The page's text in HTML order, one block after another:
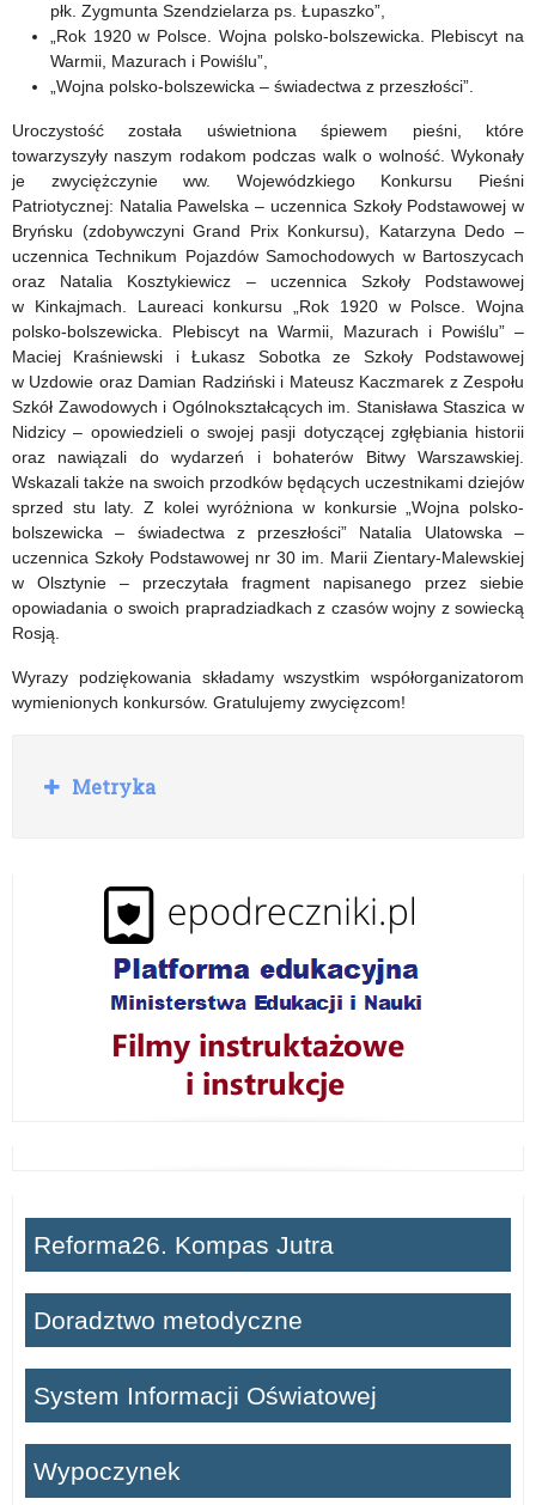
płk. Zygmunta Szendzielarza ps. Łupaszko”,
„Rok 1920 w Polsce. Wojna polsko-bolszewicka. Plebiscyt na
Warmii, Mazurach i Powiślu”,
„Wojna polsko-bolszewicka – świadectwa z przeszłości”.
Uroczystość została uświetniona śpiewem pieśni, które
towarzyszyły naszym rodakom podczas walk o wolność. Wykonały
je zwyciężczynie ww. Wojewódzkiego Konkursu Pieśni
Patriotycznej: Natalia Pawelska – uczennica Szkoły Podstawowej w
Bryńsku (zdobywczyni Grand Prix Konkursu), Katarzyna Dedo –
uczennica Technikum Pojazdów Samochodowych w Bartoszycach
oraz Natalia Kosztykiewicz – uczennica Szkoły Podstawowej
w Kinkajmach. Laureaci konkursu „Rok 1920 w Polsce. Wojna
polsko-bolszewicka. Plebiscyt na Warmii, Mazurach i Powiślu” –
Maciej Kraśniewski i Łukasz Sobotka ze Szkoły Podstawowej
w Uzdowie oraz Damian Radziński i Mateusz Kaczmarek z Zespołu
Szkół Zawodowych i Ogólnokształcących im. Stanisława Staszica w
Nidzicy – opowiedzieli o swojej pasji dotyczącej zgłębiania historii
oraz nawiązali do wydarzeń i bohaterów Bitwy Warszawskiej.
Wskazali także na swoich przodków będących uczestnikami dziejów
sprzed stu laty. Z kolei wyróżniona w konkursie „Wojna polsko-
bolszewicka – świadectwa z przeszłości” Natalia Ulatowska –
uczennica Szkoły Podstawowej nr 30 im. Marii Zientary-Malewskiej
w Olsztynie – przeczytała fragment napisanego przez siebie
opowiadania o swoich prapradziadkach z czasów wojny z sowiecką
Rosją.
Wyrazy podziękowania składamy wszystkim współorganizatorom
wymienionych konkursów. Gratulujemy zwycięzcom!
R
o
Metryka
Reforma26. Kompas Jutra
Doradztwo metodyczne
System Informacji Oświatowej
Wypoczynek